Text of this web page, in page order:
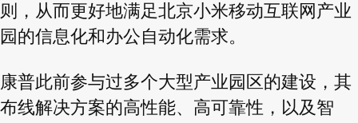
则，从而更好地满足北京小米移动互联网产业
园的信息化和办公自动化需求。
康普此前参与过多个大型产业园区的建设，其
布线解决方案的高性能、高可靠性，以及智